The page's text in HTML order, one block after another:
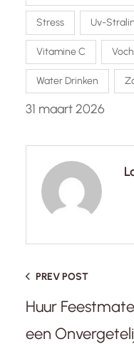
Stress Uv-
Vitamine C
Water Drinken
31 maart 2026
PREV POST
Huur
een